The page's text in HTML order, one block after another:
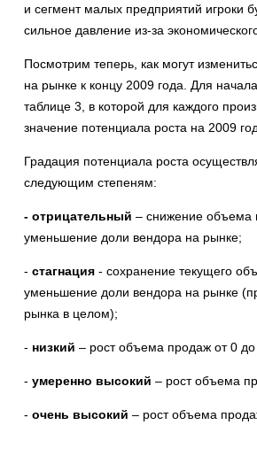
и сегмент малых предприятий игроки
сильное давление из-за
Посмотрим теперь, как могут
на рынке к концу 2009 года. Для
таблице 3, в которой для каждого
значение потенциала роста на 2009 год.
Градация потенциала роста
следующим степеням:
- отрицательный – снижение объема
уменьшение доли вендора на рынке;
- стагнация - сохранение текущего
уменьшение доли вендора на рынке
рынка в целом);
- низкий – рост объема продаж от 0 до
- умеренно высокий – рост объема
- очень высокий – рост объема